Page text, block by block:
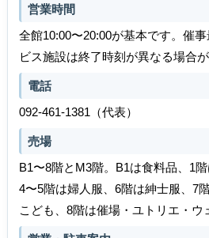
営業時間
全館10:00〜20:00が基本です。催
ビス施設は終了時刻が異なる場合が
電話
092-461-1381（代表）
売場
B1〜8階とM3階。B1は食料品、1階
4〜5階は婦人服、6階は紳士服、7
こども、8階は催場・ユトリエ・ウ